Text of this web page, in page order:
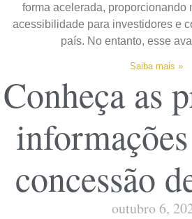
forma acelerada, proporcionando
acessibilidade para investidores e
país. No entanto, esse
Saiba mais »
Conheça as
concessão
outubro 6,